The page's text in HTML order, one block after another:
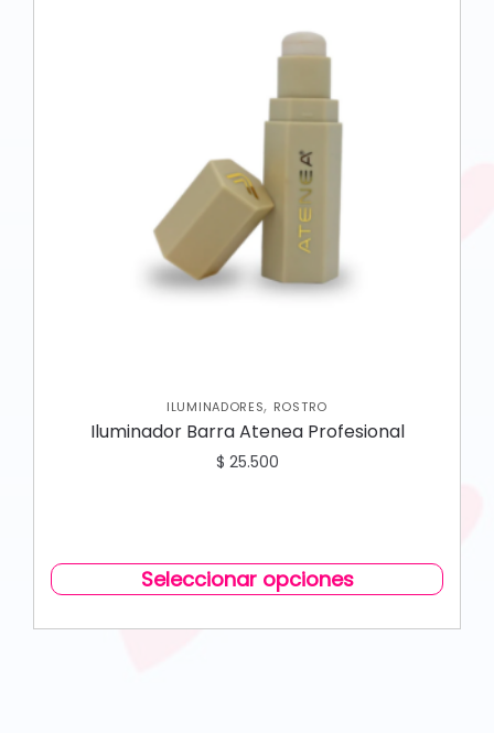
ILUMINADORES, ROSTRO
Iluminador Barra Atenea Profesional
$ 25.500
Seleccionar opciones